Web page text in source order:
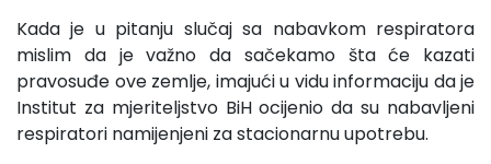
Kada je u pitanju slučaj sa nabavkom respiratora
mislim da je važno da sačekamo šta će kazati
pravosuđe ove zemlje, imajući u vidu informaciju da je
Institut za mjeriteljstvo BiH ocijenio da su nabavljeni
respiratori namijenjeni za stacionarnu upotrebu.